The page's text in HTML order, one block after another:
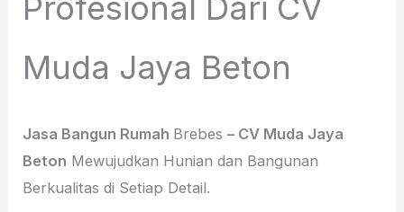
Muda Jaya Beton
Jasa Bangun Rumah Brebes– CV Muda Jaya
Beton Mewujudkan Hunian dan Bangunan
Berkualitas di Setiap Detail.